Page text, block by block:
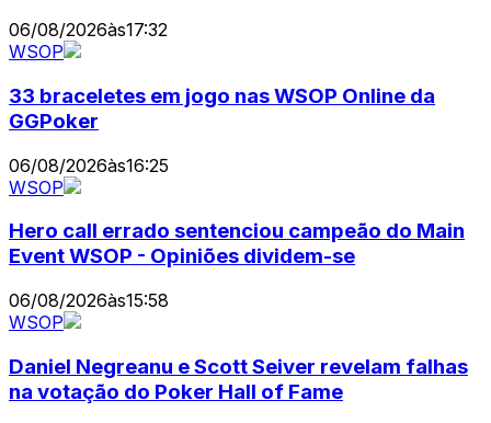
06/08/2026às17:32
WSOP
33 braceletes em jogo nas WSOP Online da
GGPoker
06/08/2026às16:25
WSOP
Hero call errado sentenciou campeão do Main
Event WSOP - Opiniões dividem-se
06/08/2026às15:58
WSOP
Daniel Negreanu e Scott Seiver revelam falhas
na votação do Poker Hall of Fame